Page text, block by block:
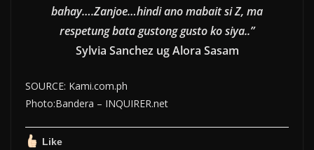
bahay….Zanjoe…hindi ano mabait si Z, ma
respetung bata gustong gusto ko siya..”
Sylvia Sanchez ug Alora Sasam
SOURCE: Kami.com.ph
Photo:Bandera – INQUIRER.net
Like